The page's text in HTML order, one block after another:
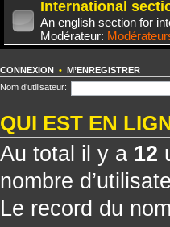
International
An english section for
Modérateur:
CONNEXION • M’ENREGISTRER
Nom d’utilisateur:
QUI EST EN
Au total il y a 12
nombre
Le record du